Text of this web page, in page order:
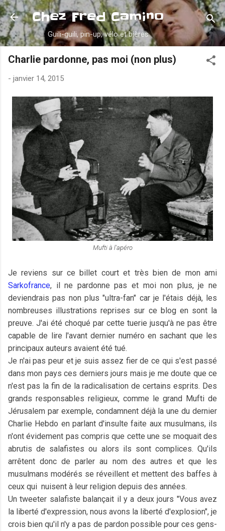
Accéder au contenu principal
Chez Fred Camino
Guili-guili, pin-up, vélo et bières
Charlie pardonne, pas moi (non plus)
- janvier 14, 2015
Mufti à l'apéro
Je reviens sur ce billet court et très bien de mon ami
Sarkofrance, il ne pardonne pas et moi non plus, je ne
deviendrais pas non plus "ultra-fan" car je l'étais déjà, les
nombreuses illustrations reprises sur ce blog en sont la
preuve. J'ai été choqué par cette tuerie jusqu'à ne pas être
capable de lire l'avant dernier numéro en sachant que les
principaux auteurs avaient été tué.
Je n'ai pas peur et je suis assez fier de ce qui s'est passé
dans mon pays ces derniers jours mais je me doute que ce
n'est pas la fin de la radicalisation de certains esprits. Des
grands responsables religieux, comme le grand Mufti de
Jérusalem par exemple, condamnent déjà la une du dernier
Charlie Hebdo en parlant d'insulte faite aux musulmans, ils
n'ont évidement pas compris que cette une se moquait des
abrutis de salafistes ou alors ils sont complices. Qu'ils
arrêtent donc de parler au nom des autres et que les
musulmans modérés se réveillent et mettent des baffes à
ceux qui nuisent à leur religion depuis des années.
Un tweeter salafiste balançait il y a deux jours "Vous avez
la liberté d'expression, nous avons la liberté d'explosion", je
crois bien qu'il n'y a pas de pardon possible pour ces gens-